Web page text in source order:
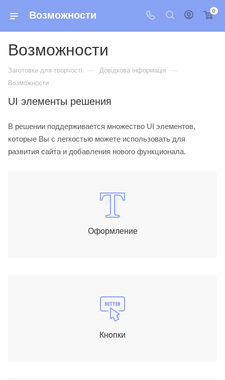
Возможности 0
Возможности
Заготовки для творчості — Довідкова інформація —
Возможности
UI элементы решения
В решении поддерживается множество UI элементов,
которые Вы с легкостью можете использовать для
развития сайта и добавления нового функционала.
Оформление
Кнопки